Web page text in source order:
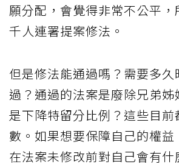
願分配，會覺得非常不公平
千人連署提案修法。
但是修法能通過嗎？需要多久
過？通過的法案是廢除兄弟姊
是下降特留分比例？這些目前
數。如果想要保障自己的權益
在法案未修改前對自己會有什